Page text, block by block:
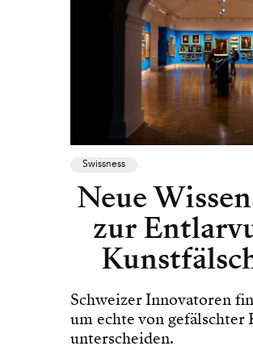
Swissness
Neue
zur
Schweizer Innovatoren
um echte von gefälschter
unterscheiden.